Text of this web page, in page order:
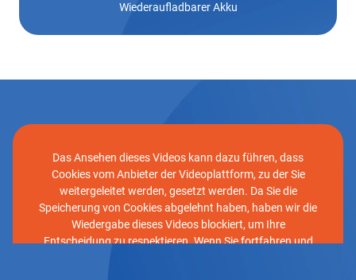
Wiederaufladbarer Akku
Das Ansehen dieses Videos kann dazu führen, dass
Cookies vom Anbieter der Videoplattform, zu der Sie
weitergeleitet werden, gesetzt werden. Da Sie die
Speicherung von Cookies abgelehnt haben, haben wir die
Wiedergabe dieses Videos blockiert, um Ihre
Entscheidung zu respektieren. Wenn Sie fortfahren und
das Video abspielen möchten, müssen Sie uns Ihre